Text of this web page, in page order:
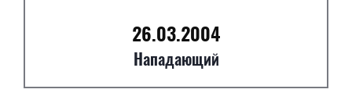
26.03.2004
Нападающий